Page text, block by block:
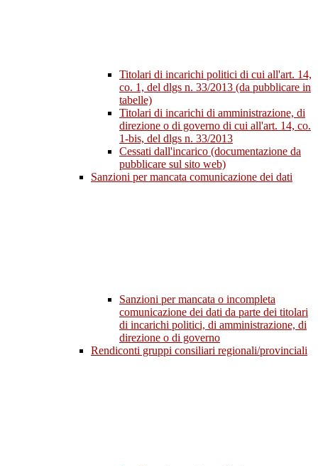
Titolari di incarichi politici di cui all'art. 14,
co. 1, del dlgs n. 33/2013 (da pubblicare in
tabelle)
Titolari di incarichi di amministrazione, di
direzione o di governo di cui all'art. 14, co.
1-bis, del dlgs n. 33/2013
Cessati dall'incarico (documentazione da
pubblicare sul sito web)
Sanzioni per mancata comunicazione dei dati
Sanzioni per mancata o incompleta
comunicazione dei dati da parte dei titolari
di incarichi politici, di amministrazione, di
direzione o di governo
Rendiconti gruppi consiliari regionali/provinciali